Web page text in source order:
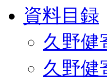
資料目録
久野健
久野健